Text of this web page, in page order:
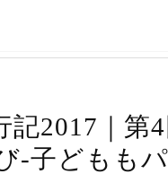
記2017｜第
-子どもも